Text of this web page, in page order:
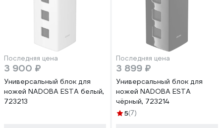
Последняя цена
3 900 ₽
Универсальный блок для
ножей NADOBA ESTA белый,
723213
Последняя цена
3 899 ₽
Универсальный блок для
ножей NADOBA ESTA
чёрный, 723214
5(7)